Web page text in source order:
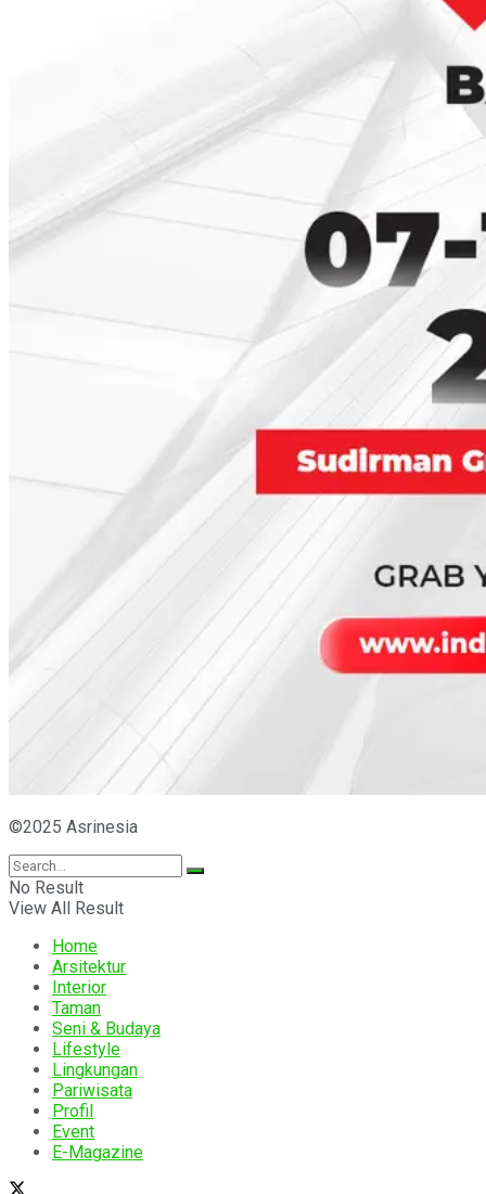
©2025 Asrinesia
No Result
View All Result
Home
Arsitektur
Interior
Taman
Seni & Budaya
Lifestyle
Lingkungan
Pariwisata
Profil
Event
E-Magazine